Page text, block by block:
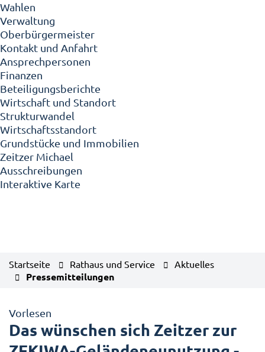
Wahlen
Verwaltung
Oberbürgermeister
Kontakt und Anfahrt
Ansprechpersonen
Finanzen
Beteiligungsberichte
Wirtschaft und Standort
Strukturwandel
Wirtschaftsstandort
Grundstücke und Immobilien
Zeitzer Michael
Ausschreibungen
Interaktive Karte
Startseite Rathaus und Service Aktuelles
Pressemitteilungen
Vorlesen
Das wünschen sich Zeitzer zur